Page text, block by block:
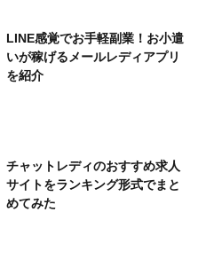
LINE感覚でお手軽副業！お小遣
いが稼げるメールレディアプリ
を紹介
チャットレディのおすすめ求人
サイトをランキング形式でまと
めてみた